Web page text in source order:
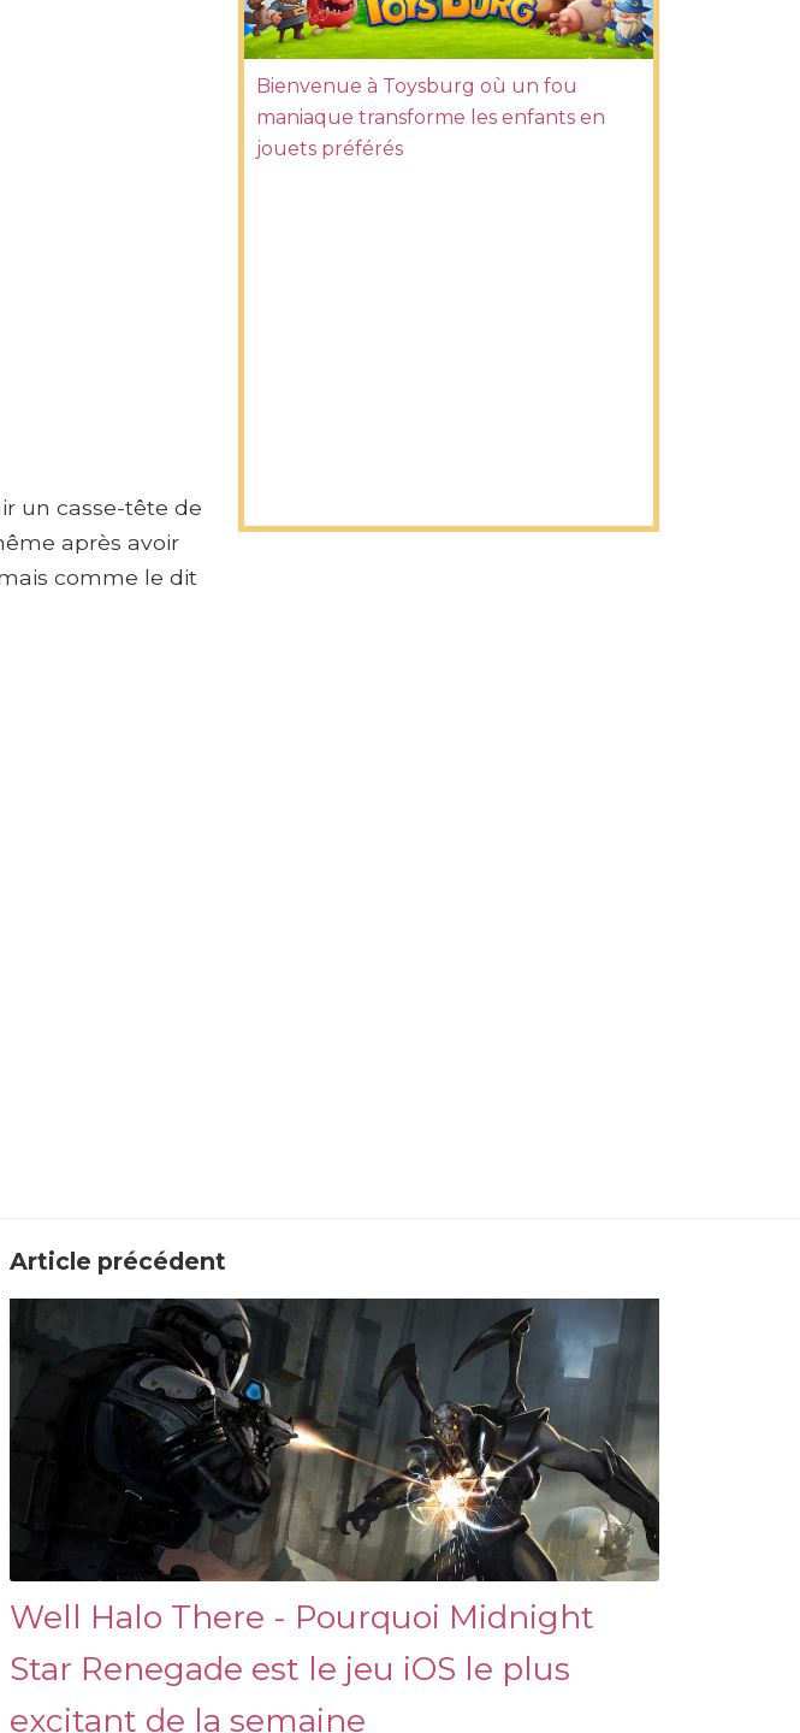
un casse-tête de
après avoir
comme le dit
Bienvenue à Toysburg où un fou
maniaque transforme les enfants en
jouets préférés
Article précédent
Well Halo There - Pourquoi Midnight
Star Renegade est le jeu iOS le plus
excitant de la semaine